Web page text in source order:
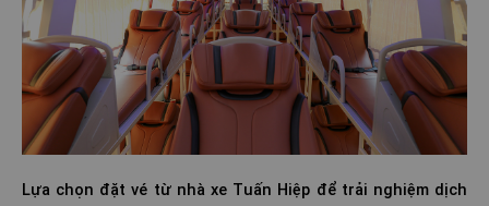
Lựa chọn đặt vé từ nhà xe Tuấn Hiệp để trải nghiệm dịch